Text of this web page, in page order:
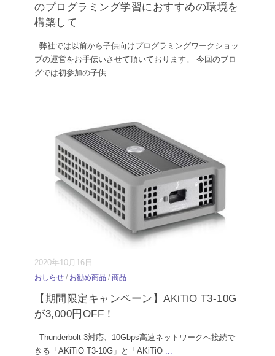
のプログラミング学習におすすめの環境を
構築して
弊社では以前から子供向けプログラミングワークショッ
プの運営をお手伝いさせて頂いております。 今回のブロ
グでは初参加の子供...
2020年10月16日
おしらせ / お勧め商品 / 商品
【期間限定キャンペーン】AKiTiO T3-10G
が3,000円OFF！
Thunderbolt 3対応、10Gbps高速ネットワークへ接続で
きる「AKiTiO T3-10G」と「AKiTiO ...